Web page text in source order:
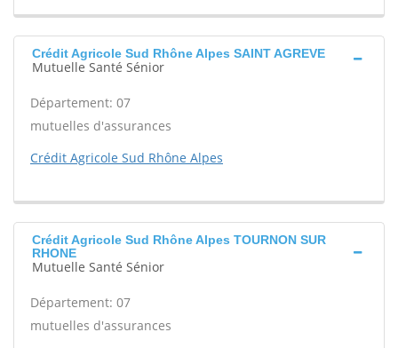
Crédit Agricole Sud Rhône Alpes SAINT AGREVE
Mutuelle Santé Sénior
Département: 07
mutuelles d'assurances
Crédit Agricole Sud Rhône Alpes
Crédit Agricole Sud Rhône Alpes TOURNON SUR
RHONE
Mutuelle Santé Sénior
Département: 07
mutuelles d'assurances